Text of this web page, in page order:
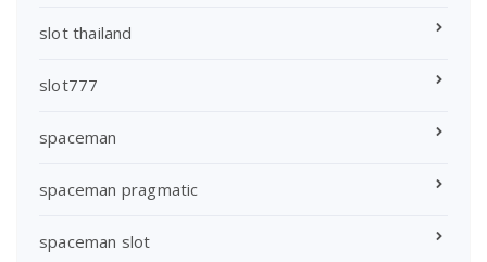
slot thailand
slot777
spaceman
spaceman pragmatic
spaceman slot